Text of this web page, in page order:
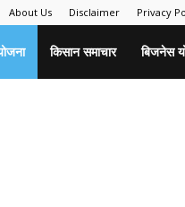
About Us Disclaimer Privacy
किसान समाचार बिजनेस